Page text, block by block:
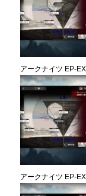
アークナイツ EP-
アークナイツ EP-